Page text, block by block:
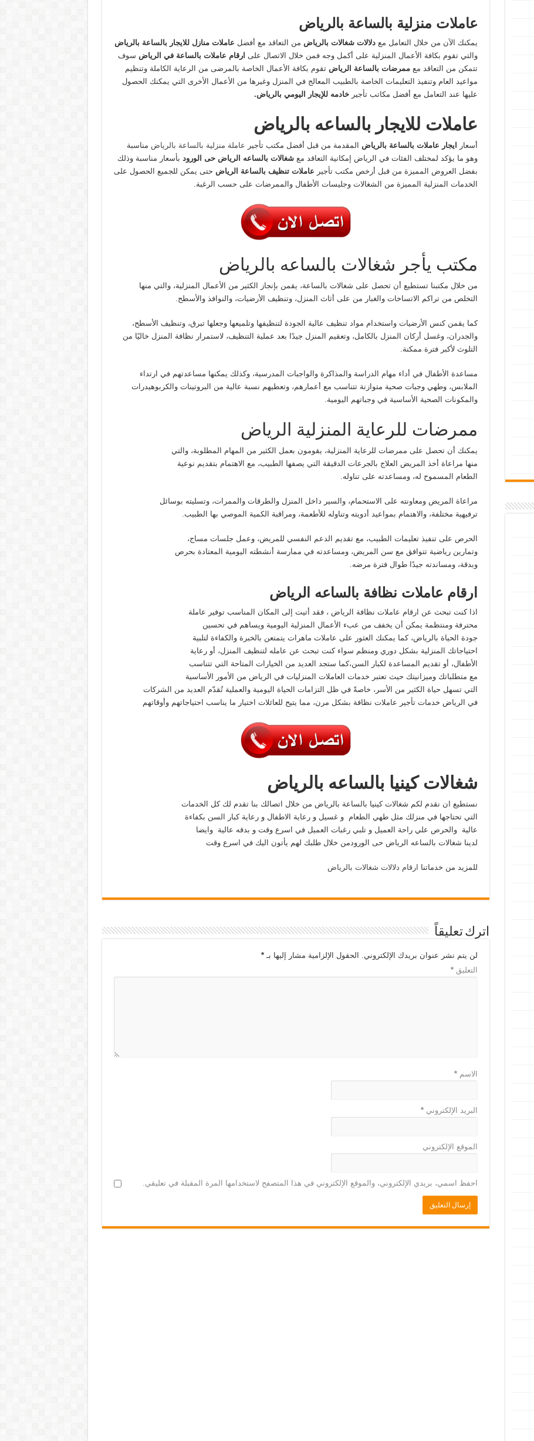
عاملات منزلية بالساعة بالرياض
يمكنك الآن من خلال التعامل معدلالات شغالات بالرياض من التعاقد مع أفضل عاملات منازل للايجار بالساعة بالرياض
والتي تقوم بكافة الأعمال المنزلية على أكمل وجه فمن خلال الاتصال على ارقام عاملات بالساعة في الرياض سوف
تتمكن من التعاقد معممرضات بالساعة الرياضتقوم بكافة الأعمال الخاصة بالمرضى من الرعاية الكاملة وتنظيم
مواعيد العام وتنفيذ التعليمات الخاصة بالطبيب المعالج في المنزل وغيرها من الأعمال الأخرى التي يمكنك الحصول
عليها عند التعامل مع أفضل مكاتب تأجيرخادمه للإيجار اليومي بالرياض.
عاملات للايجار بالساعه بالرياض
أسعار ايجار عاملات بالساعة بالرياض المقدمة من قبل أفضل مكتب تأجير عاملة منزلية بالساعة بالرياض مناسبة
وهو ما يؤكد لمختلف الفئات في الرياض إمكانية التعاقد معشغالات بالساعه الرياض حى الورود بأسعار مناسبة وذلك
بفضل العروض المميزة من قبل أرخص مكتب تأجير عاملات تنظيف بالساعة الرياض حتى يمكن للجميع الحصول على
الخدمات المنزلية المميزة من الشغالات وجليسات الأطفال والممرضات على حسب الرغبة.
مكتب يأجر شغالات بالساعه بالرياض
من خلال مكتبنا تستطيع أن تحصل على شغالات بالساعة، يقمن بإنجاز الكثير من الأعمال المنزلية، والتي منها
التخلص من تراكم الاتساخات والغبار من على أثاث المنزل، وتنظيف الأرضيات، والنوافذ والأسطح.
كما يقمن كنس الأرضيات واستخدام مواد تنظيف عالية الجودة لتنظيفها وتلميعها وجعلها تبرق، وتنظيف الأسطح،
والجدران، وغسل أركان المنزل بالكامل، وتعقيم المنزل جيدًا بعد عملية التنظيف، لاستمرار نظافة المنزل خاليًا من
التلوث لأكبر فترة ممكنة.
مساعدة الأطفال في أداء مهام الدراسة والمذاكرة والواجبات المدرسية، وكذلك يمكنها مساعدتهم في ارتداء
الملابس، وطهي وجبات صحية متوازنة تتناسب مع أعمارهم، وتعطيهم نسبة عالية من البروتينات والكربوهيدرات
والمكونات الصحية الأساسية في وجباتهم اليومية.
ممرضات للرعاية المنزلية الرياض
يمكنك أن تحصل على ممرضات للرعاية المنزلية، يقومون بعمل الكثير من المهام المطلوبة، والتي
منها مراعاة أخذ المريض العلاج بالجرعات الدقيقة التي يصفها الطبيب، مع الاهتمام بتقديم نوعية
الطعام المسموح له، ومساعدته على تناوله.
مراعاة المريض ومعاونته على الاستحمام، والسير داخل المنزل والطرقات والممرات، وتسليته بوسائل
ترفيهية مختلفة، والاهتمام بمواعيد أدويته وتناوله للأطعمة، ومراقبة الكمية الموصي بها الطبيب.
الحرص على تنفيذ تعليمات الطبيب، مع تقديم الدعم النفسي للمريض، وعمل جلسات مساج،
وتمارين رياضية تتوافق مع سن المريض، ومساعدته في ممارسة أنشطته اليومية المعتادة بحرص
وبدقة، ومساندته جيدًا طوال فترة مرضه.
ارقام عاملات نظافة بالساعه الرياض
اذا كنت تبحث عن ارقام عاملات نظافة الرياض ، فقد أتيت إلى المكان المناسب توفير عاملة
محترفة ومنتظمة يمكن أن يخفف من عبء الأعمال المنزلية اليومية ويساهم في تحسين
جودة الحياة بالرياض، كما يمكنك العثور على عاملات ماهرات يتمتعن بالخبرة والكفاءة لتلبية
احتياجاتك المنزلية بشكل دوري ومنظم سواء كنت تبحث عن عامله لتنظيف المنزل، أو رعاية
الأطفال، أو تقديم المساعدة لكبار السن،كما ستجد العديد من الخيارات المتاحة التي تتناسب
مع متطلباتك وميزانيتك حيث تعتبر خدمات العاملات المنزليات في الرياض من الأمور الأساسية
التي تسهل حياة الكثير من الأسر، خاصةً في ظل التزامات الحياة اليومية والعملية تُقدّم العديد من الشركات
في الرياض خدمات تأجير عاملات نظافة بشكل مرن، مما يتيح للعائلات اختيار ما يناسب احتياجاتهم وأوقاتهم
شغالات كينيا بالساعه بالرياض
نستطيع ان نقدم لكم شغالات كينيا بالساعة بالرياض من خلال اتصالك بنا تقدم لك كل الخدمات
التي تحتاجها في منزلك مثل طهي الطعام و غسيل و رعاية الاطفال و رعاية كبار السن بكفاءة
عالية والحرص علي راحة العميل و تلبي رغبات العميل في اسرع وقت و بدقه عالية وايضا
لدينا شغالات بالساعه الرياض حى الورودمن خلال طلبك لهم يأتون اليك في اسرع وقت
للمزيد من خدماتنا ارقام دلالات شغالات بالرياض
اترك تعليقاً
لن يتم نشر عنوان بريدك الإلكتروني. الحقول الإلزامية مشار إليها بـ*
التعليق*
الاسم*
البريد الإلكتروني*
الموقع الإلكتروني
احفظ اسمي، بريدي الإلكتروني، والموقع الإلكتروني في هذا المتصفح لاستخدامها المرة المقبلة في تعليقي.